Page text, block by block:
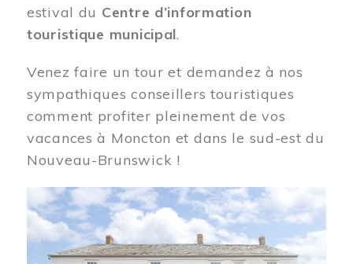
estival du Centre d’information
touristique municipal.
Venez faire un tour et demandez à nos
sympathiques conseillers touristiques
comment profiter pleinement de vos
vacances à Moncton et dans le sud-est du
Nouveau-Brunswick !
Image